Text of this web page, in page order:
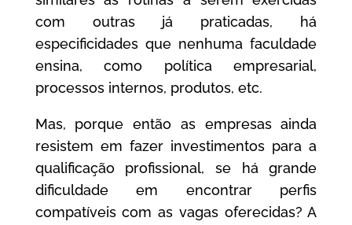
com outras já praticadas, há
especificidades que nenhuma faculdade
ensina, como política empresarial,
processos internos, produtos, etc.
Mas, porque então as empresas ainda
resistem em fazer investimentos para a
qualificação profissional, se há grande
dificuldade em encontrar perfis
compatíveis com as vagas oferecidas? A